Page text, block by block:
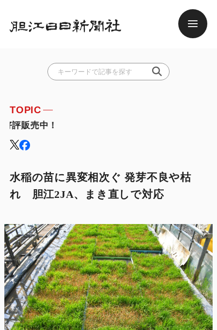
TOPIC
販売中！
水稲の苗に異変相次ぐ 発芽不良や枯
れ 胆江2JA、まき直しで対応